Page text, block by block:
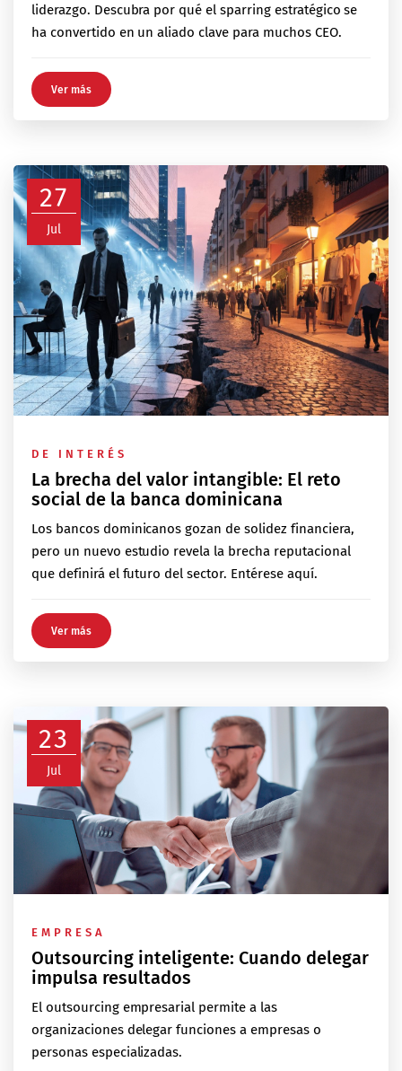
liderazgo. Descubra por qué el sparring estratégico se
ha convertido en un aliado clave para muchos CEO.
Ver más
27
Jul
DE INTERÉS
La brecha del valor intangible: El reto
social de la banca dominicana
Los bancos dominicanos gozan de solidez financiera,
pero un nuevo estudio revela la brecha reputacional
que definirá el futuro del sector. Entérese aquí.
Ver más
23
Jul
EMPRESA
Outsourcing inteligente: Cuando delegar
impulsa resultados
El outsourcing empresarial permite a las
organizaciones delegar funciones a empresas o
personas especializadas.